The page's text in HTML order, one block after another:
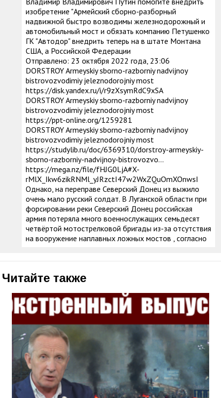
изобретение "Армейский сборно-разборный
надвижной быстро возводимы железнодорожный и
автомобильный мост и обязать компанию Петушенко
ГК "Автодор" внедрить теперь на в штате Монтана
США, а Российской Федерации
Отправлено: 23 октября 2022 года, 23:06
DORSTROY Armeyskiy sborno-razborniy nadvijnoy
bistrovozvodimiy jeleznodorojniy most
https://disk.yandex.ru/i/r9zXsymRdC9xSA
DORSTROY Armeyskiy sborno-razborniy nadvijnoy
bistrovozvodimiy jeleznodorojniy most
https://ppt-online.org/1259281
DORSTROY Armeyskiy sborno-razborniy nadvijnoy
bistrovozvodimiy jeleznodorojniy most
https://studylib.ru/doc/6369310/dorstroy-armeyskiy-
sborno-razborniy-nadvijnoy-bistrovozvo...
https://mega.nz/file/fHJG0LjA#X-
rMlX_Ikw6zikRNMl_yJRzctI47w2WxZQuOmXOnwsI
Однако, на переправе Северский Донец из выжило
очень мало русский солдат. В Луганской области при
форсировании реки Северский Донец российская
армия потеряла много военнослужащих семьдесят
четвёртой мотострелковой бригады из-за отсутствия
на вооружение наплавных ложных мостов , согласно
Читайте также